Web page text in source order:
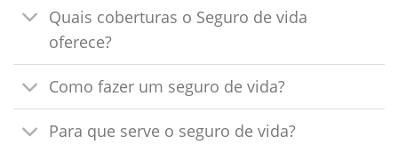
Quais coberturas o Seguro de vida
oferece?
Como fazer um seguro de vida?
Para que serve o seguro de vida?